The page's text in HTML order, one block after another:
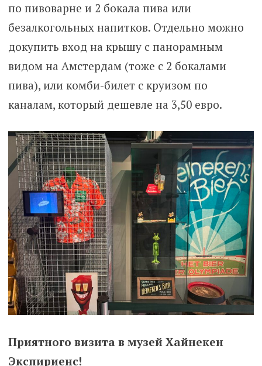
по пивоварне и 2 бокала пива или
безалкогольных напитков. Отдельно можно
докупить вход на крышу с панорамным
видом на Амстердам (тоже с 2 бокалами
пива), или комби-билет с круизом по
каналам, который дешевле на 3,50 евро.
Приятного визита в музей Хайнекен
Экспириенс!